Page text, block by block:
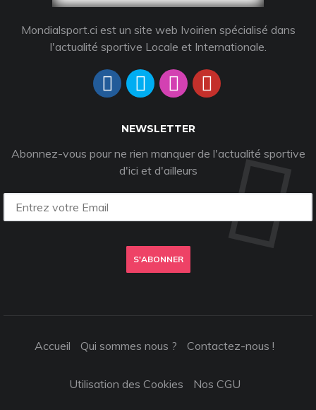
Mondialsport.ci est un site web Ivoirien spécialisé dans
l'actualité sportive Locale et Internationale.
NEWSLETTER
Abonnez-vous pour ne rien manquer de l'actualité sportive
d'ici et d'ailleurs
S'ABONNER
Accueil Qui sommes nous ? Contactez-nous !
Utilisation des Cookies Nos CGU